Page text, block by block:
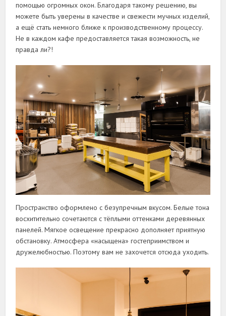
помощью огромных окон. Благодаря такому решению, вы
можете быть уверены в качестве и свежести мучных изделий,
а ещё стать немного ближе к производственному процессу.
Не в каждом кафе предоставляется такая возможность, не
правда ли?!
Пространство оформлено с безупречным вкусом. Белые тона
восхитительно сочетаются с тёплыми оттенками деревянных
панелей. Мягкое освещение прекрасно дополняет приятную
обстановку. Атмосфера «насыщена» гостеприимством и
дружелюбностью. Поэтому вам не захочется отсюда уходить.